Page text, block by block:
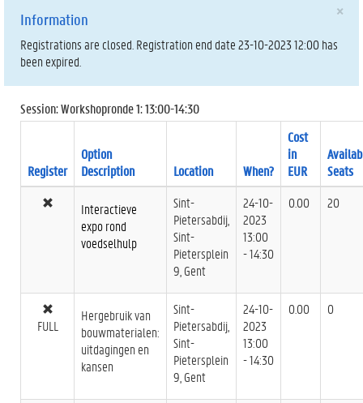
×
Information
Registrations are closed. Registration end date 23-10-2023 12:00 has
been expired.
Session: Workshopronde 1: 13:00-14:30
Register
Option
Description
Location When?
Cost
in
EUR
Seats
Interactieve
expo rond
voedselhulp
Sint-
Pietersabdij,
Sint-
Pietersplein
9, Gent
24-10-
2023
13:00
- 14:30
0.00 20
FULL
Hergebruik van
bouwmaterialen:
uitdagingen en
kansen
Sint-
Pietersabdij,
Sint-
Pietersplein
9, Gent
24-10-
2023
13:00
- 14:30
0.00 0